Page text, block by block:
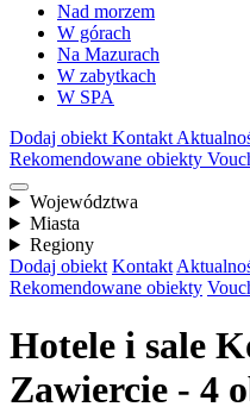
Nad morzem
W górach
Na Mazurach
W zabytkach
W SPA
Dodaj obiekt Kontakt
Rekomendowane obiekty
Województwa
Miasta
Regiony
Dodaj obiekt Kontakt
Rekomendowane obiekty
Hotele i sale
Zawiercie - 4